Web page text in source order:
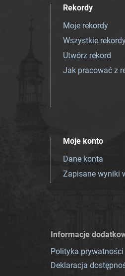
Rekordy
Moje rekordy
Wszystkie
Utwórz rekord
Jak pracować z
Moje konto
Dane konta
Zapisane wyniki
Informacje
Polityka prywatności
Deklaracja